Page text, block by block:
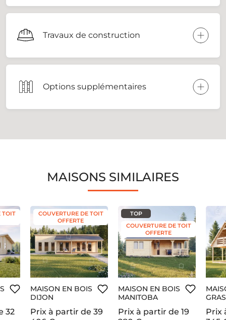
Travaux de construction
Options supplémentaires
MAISONS SIMILAIRES
TOIT
32
COUVERTURE DE TOIT
OFFERTE
MAISON EN BOIS
DIJON
Prix à partir de 39
TOP
COUVERTURE DE TOIT
OFFERTE
MAISON EN BOIS
MANITOBA
Prix à partir de 19
Prix